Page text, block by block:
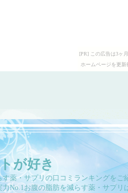
[PR] この広告は3ヶ
ホームページを更
が好き
す薬・サプリの口コミランキングをご
No.1お腹の脂肪を減らす薬・サプリ